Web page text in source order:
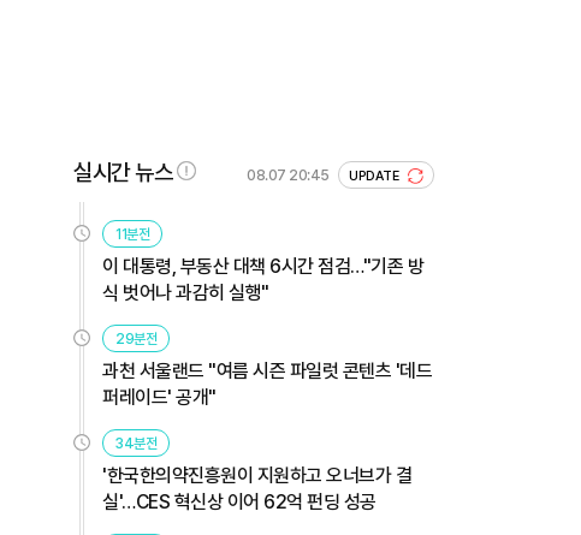
실시간 뉴스 08.07 20:45 UPDATE
11분전
이 대통령, 부동산 대책 6시간 점검…"기존 방
식 벗어나 과감히 실행"
29분전
과천 서울랜드 "여름 시즌 파일럿 콘텐츠 '데드
퍼레이드' 공개"
34분전
'한국한의약진흥원이 지원하고 오너브가 결
실'…CES 혁신상 이어 62억 펀딩 성공